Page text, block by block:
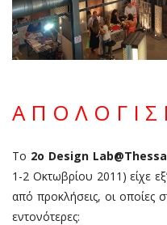
Α Π Ο Λ Ο Γ Ι
Το 2ο Design
1-2 Οκτωβρίου 2011) είχε
από προκλήσεις, οι οποίες
εντονότερες: